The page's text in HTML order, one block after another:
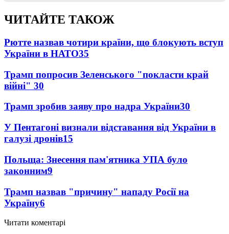
ЧИТАЙТЕ ТАКОЖ
Рютте назвав чотири країни, що блокують вступ
України в НАТО35
Трамп попросив Зеленського "покласти край
війні" 30
Трамп зробив заяву про надра України30
У Пентагоні визнали відставання від України в
галузі дронів15
Польща: Знесення пам'ятника УПА було
законним9
Трамп назвав "причину" нападу Росії на
Україну6
Читати коментарі